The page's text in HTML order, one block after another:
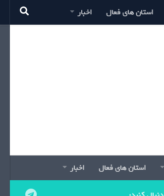
استان های فعال اخبار
استان های فعال اخبار